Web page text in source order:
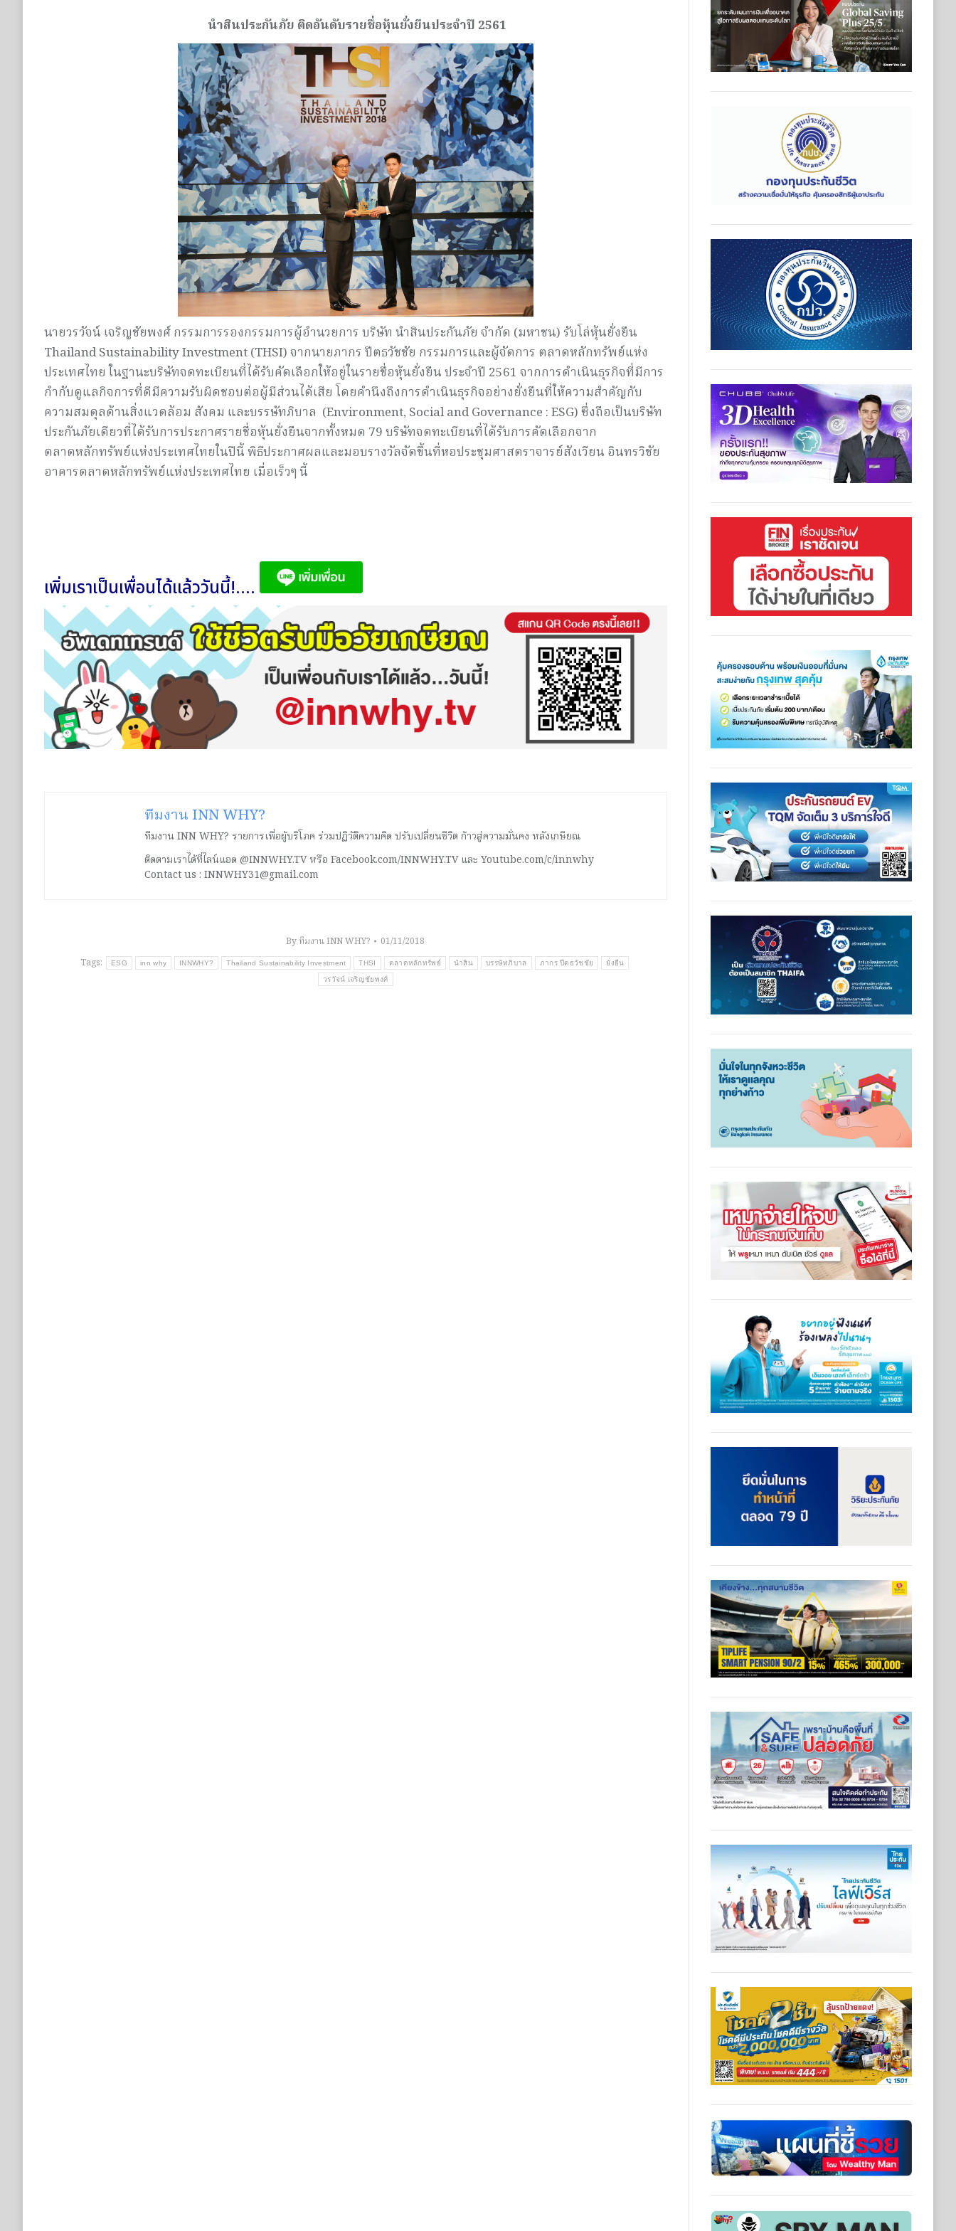
นำสินประกันภัย ติดอันดับรายชื่อหุ้นยั่งยืนประจำปี 2561
นายวรวัจน์ เจริญชัยพงศ์ กรรมการรองกรรมการผู้อำนวยการ บริษัท นำสินประกันภัย จำกัด (มหาชน) รับโล่หุ้นยั่งยืน
Thailand Sustainability Investment (THSI) จากนายภากร ปีตธวัชชัย กรรมการและผู้จัดการ ตลาดหลักทรัพย์แห่ง
ประเทศไทย ในฐานะบริษัทจดทะเบียนที่ได้รับคัดเลือกให้อยู่ในรายชื่อหุ้นยั่งยืน ประจำปี 2561 จากการดำเนินธุรกิจที่มีการ
กำกับดูแลกิจการที่ดีมีความรับผิดชอบต่อผู้มีส่วนได้เสีย โดยคำนึงถึงการดำเนินธุรกิจอย่างยั่งยืนที่ให้ความสำคัญกับ
ความสมดุลด้านสิ่งแวดล้อม สังคม และบรรษัทภิบาล (Environment, Social and Governance : ESG) ซึ่งถือเป็นบริษัท
ประกันภัยเดียวที่ได้รับการประกาศรายชื่อหุ้นยั่งยืนจากทั้งหมด 79 บริษัทจดทะเบียนที่ได้รับการคัดเลือกจาก
ตลาดหลักทรัพย์แห่งประเทศไทยในปีนี้ พิธีประกาศผลและมอบรางวัลจัดขึ้นที่หอประชุมศาสตราจารย์สังเวียน อินทรวิชัย
อาคารตลาดหลักทรัพย์แห่งประเทศไทย เมื่อเร็วๆ นี้
เพิ่มเราเป็นเพื่อนได้แล้ววันนี้!....
ทีมงาน INN WHY?
ทีมงาน INN WHY? รายการเพื่อผู้บริโภค ร่วมปฏิวัติความคิด ปรับเปลี่ยนชีวิต ก้าวสู่ความมั่นคง หลังเกษียณ
ติดตามเราได้ที่ไลน์แอด @INNWHY.TV หรือ Facebook.com/INNWHY.TV และ Youtube.com/c/innwhy
Contact us : INNWHY31@gmail.com
Byทีมงาน INN WHY?
01/11/2018
Tags:
ESG inn why INNWHY? Thailand Sustainability Investment THSI ตลาดหลักทรัพย์ นำสิน บรรษัทภิบาล ภากร ปีตธวัชชัย ยั่งยืน
วรวัจน์ เจริญชัยพงศ์